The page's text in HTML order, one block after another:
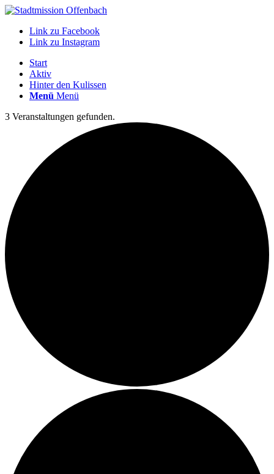
Link zu Facebook
Link zu Instagram
Start
Aktiv
Hinter den Kulissen
Menü Menü
3 Veranstaltungen gefunden.